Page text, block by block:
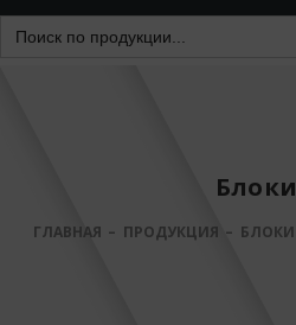
Search
for:
Блоки
ГЛАВНАЯ ПРОДУКЦИЯ БЛОКИ